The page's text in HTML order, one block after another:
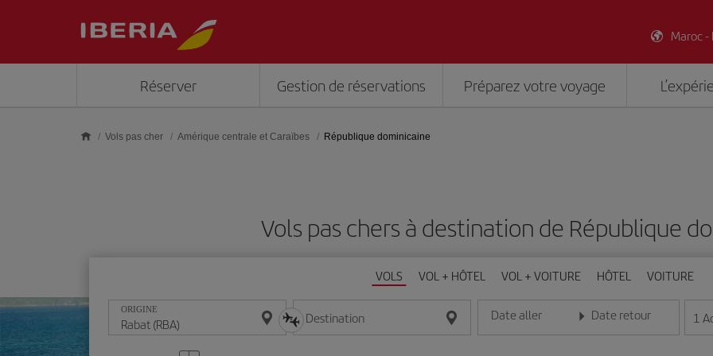
Maroc -
Réserver Gestion de réservations Préparez votre voyage
Vols pas cher Amérique centrale et Caraïbes République dominicaine
Vols pas chers à destination de République
VOLS VOL + HÔTEL VOL + VOITURE HÔTEL VOITURE
ORIGINE Destination Date aller
Entrez la date au format jour/mois/année
Date retour
Entrez la date au format 1